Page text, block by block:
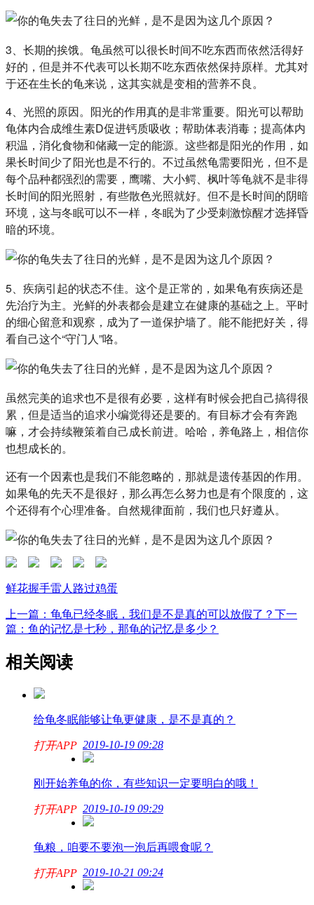
3、长期的挨饿。龟虽然可以很长时间不吃东西而依然活得好
好的，但是并不代表可以长期不吃东西依然保持原样。尤其对
于还在生长的龟来说，这其实就是变相的营养不良。
4、光照的原因。阳光的作用真的是非常重要。阳光可以帮助
龟体内合成维生素D促进钙质吸收；帮助体表消毒；提高体内
积温，消化食物和储藏一定的能源。这些都是阳光的作用，如
果长时间少了阳光也是不行的。不过虽然龟需要阳光，但不是
每个品种都强烈的需要，鹰嘴、大小鳄、枫叶等龟就不是非得
长时间的阳光照射，有些散色光照就好。但不是长时间的阴暗
环境，这与冬眠可以不一样，冬眠为了少受刺激惊醒才选择昏
暗的环境。
5、疾病引起的状态不佳。这个是正常的，如果龟有疾病还是
先治疗为主。光鲜的外表都会是建立在健康的基础之上。平时
的细心留意和观察，成为了一道保护墙了。能不能把好关，得
看自己这个“守门人”咯。
虽然完美的追求也不是很有必要，这样有时候会把自己搞得很
累，但是适当的追求小编觉得还是要的。有目标才会有奔跑
嘛，才会持续鞭策着自己成长前进。哈哈，养龟路上，相信你
也想成长的。
还有一个因素也是我们不能忽略的，那就是遗传基因的作用。
如果龟的先天不是很好，那么再怎么努力也是有个限度的，这
个还得有个心理准备。自然规律面前，我们也只好遵从。
鲜花握手雷人 路过鸡蛋
上一篇：龟龟已经冬眠，我们是不是真的可以放假了？ 下一
篇：鱼的记忆是七秒，那龟的记忆是多少？
相关阅读
给龟冬眠能够让龟更健康，是不是真的？
2019-10-19 09:28
打开APP
刚开始养龟的你，有些知识一定要明白的哦！
2019-10-19 09:29
打开APP
龟粮，咱要不要泡一泡后再喂食呢？
2019-10-21 09:24
打开APP